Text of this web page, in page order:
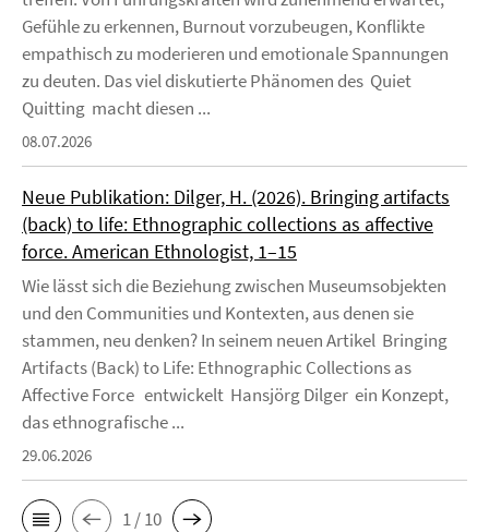
Gefühle zu erkennen, Burnout vorzubeugen, Konflikte
empathisch zu moderieren und emotionale Spannungen
zu deuten. Das viel diskutierte Phänomen des Quiet
Quitting macht diesen ...
08.07.2026
Neue Publikation: Dilger, H. (2026). Bringing artifacts
(back) to life: Ethnographic collections as affective
force. American Ethnologist, 1–15
Wie lässt sich die Beziehung zwischen Museumsobjekten
und den Communities und Kontexten, aus denen sie
stammen, neu denken? In seinem neuen Artikel Bringing
Artifacts (Back) to Life: Ethnographic Collections as
Affective Force entwickelt Hansjörg Dilger ein Konzept,
das ethnografische ...
29.06.2026
1 / 10